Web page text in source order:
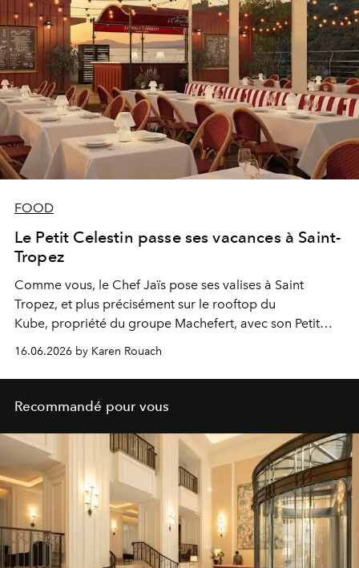
FOOD
Le Petit Celestin passe ses vacances à Saint-
Tropez
Comme vous, le Chef Jaïs pose ses valises à Saint
Tropez, et plus précisément sur le rooftop du
Kube, propriété du groupe Machefert, avec son Petit
Celestin tout de rouge vêtu.
16.06.2026 by Karen Rouach
Recommandé pour vous